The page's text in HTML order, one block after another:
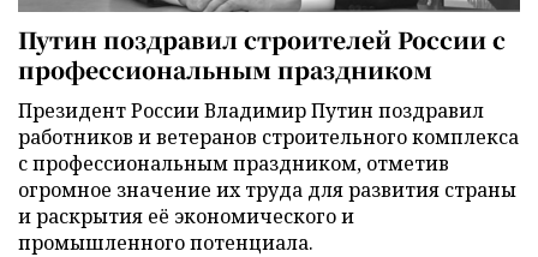
Путин поздравил строителей России с
профессиональным праздником
Президент России Владимир Путин поздравил
работников и ветеранов строительного комплекса
с профессиональным праздником, отметив
огромное значение их труда для развития страны
и раскрытия её экономического и
промышленного потенциала.